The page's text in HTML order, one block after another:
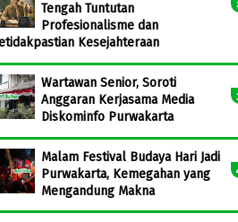
Tengah Tuntutan
Profesionalisme dan
Kesejahteraan
Wartawan Senior, Soroti
Anggaran Kerjasama Media
Diskominfo Purwakarta
Malam Festival Budaya Hari Jadi
Purwakarta, Kemegahan yang
Mengandung Makna